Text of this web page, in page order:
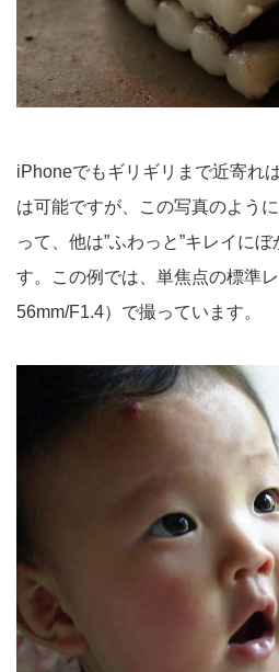
iPhoneでもギリギリまで近寄れ
は可能ですが、この写真のよう
って、他は”ふわっと”キレイに
す。この例では、単焦点の標準
56mm/F1.4）で撮っています。